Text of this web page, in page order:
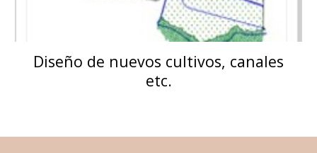
Diseño de nuevos cultivos, canales
etc.